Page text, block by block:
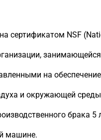
сертификатом NSF
на
и окружающей
брака 5
машине.